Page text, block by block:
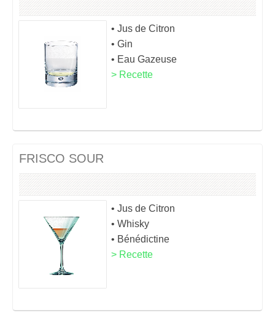
• Jus de Citron
• Gin
• Eau Gazeuse
> Recette
FRISCO SOUR
• Jus de Citron
• Whisky
• Bénédictine
> Recette